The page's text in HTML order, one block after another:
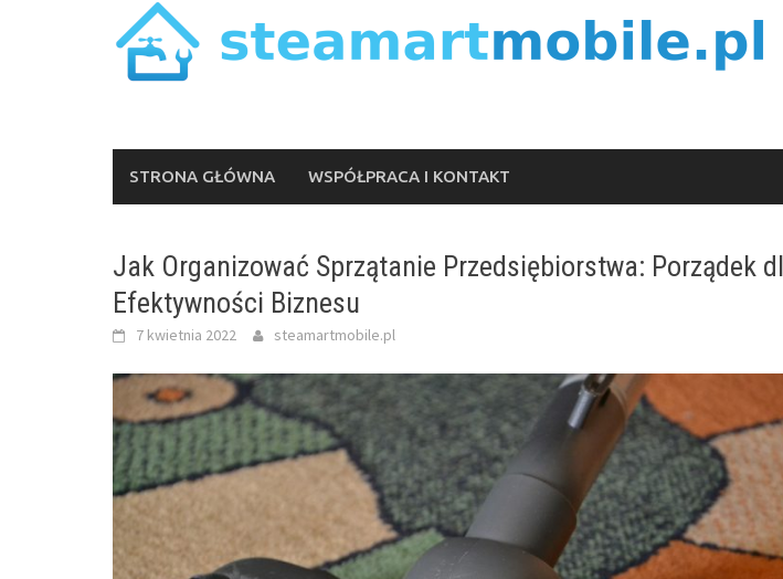
STRONA GŁÓWNA WSPÓŁPRACA I KONTAKT
Jak Organizować Sprzątanie Przedsiębiorstwa: Porządek
Efektywności Biznesu
7 kwietnia 2022 steamartmobile.pl